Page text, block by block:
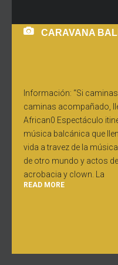
CARAVANA
Información: “Si
caminas acompañado,
African0 Espectáculo
música balcánica que
vida a travez de la
de otro mundo y actos
acrobacia y clown. La
READ MORE